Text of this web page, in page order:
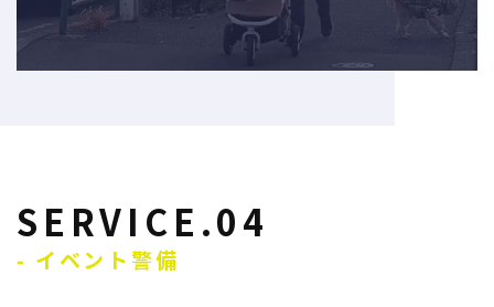
SERVICE.04
- イベント警備